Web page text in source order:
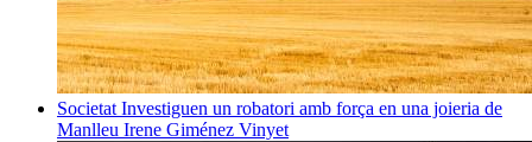
Societat Investiguen un robatori amb força en una joieria de
Manlleu Irene Giménez Vinyet